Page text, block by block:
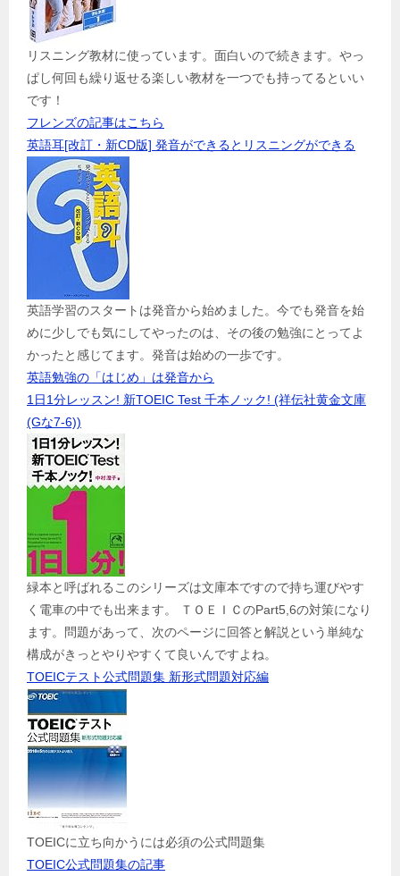
リスニング教材に使っています。面白いので続きます。やっ
ぱし何回も繰り返せる楽しい教材を一つでも持ってるといい
です！
フレンズの記事はこちら
英語耳[改訂・新CD版] 発音ができるとリスニングができる
英語学習のスタートは発音から始めました。今でも発音を始
めに少しでも気にしてやったのは、その後の勉強にとってよ
かったと感じてます。発音は始めの一歩です。
英語勉強の「はじめ」は発音から
1日1分レッスン! 新TOEIC Test 千本ノック! (祥伝社黄金文庫
(Gな7-6))
緑本と呼ばれるこのシリーズは文庫本ですので持ち運びやす
く電車の中でも出来ます。 ＴＯＥＩＣのPart5,6の対策になり
ます。問題があって、次のページに回答と解説という単純な
構成がきっとやりやすくて良いんですよね。
TOEICテスト公式問題集 新形式問題対応編
TOEICに立ち向かうには必須の公式問題集
TOEIC公式問題集の記事